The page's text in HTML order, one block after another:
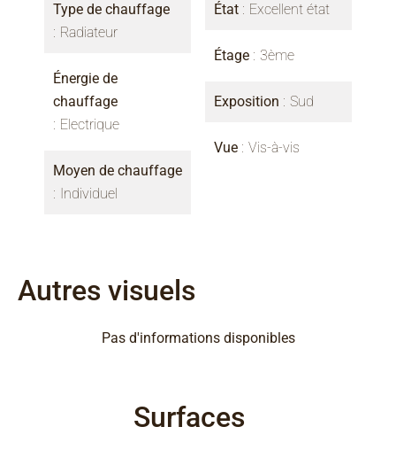
Type de chauffage
Radiateur
Énergie de
chauffage
Electrique
Moyen de chauffage
Individuel
État Excellent état
Étage 3ème
Exposition Sud
Vue Vis-à-vis
Autres visuels
Pas d'informations disponibles
Surfaces